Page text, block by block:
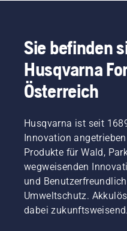
der alle
kennenlernen
möchte
- wir
verschiedene
Installationslösungen
abgestimmt
auf Ihre
Bedürfnisse.
Husqvarna
bietet
zwei
Möglichkeiten:
sehen
können.
Sie befinden
Husqvarna
Österreich
Husqvarna ist seit
Innovation
Produkte für Wald,
wegweisenden
und
Umweltschutz.
dabei zukunftsweisend.